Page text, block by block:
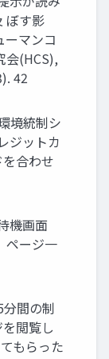
ぼす影
ーマンコ
会(HCS),
42
境統制シ
ジットカ
合わせ
機画面
ページ一
間の制
閲覧し
もらった